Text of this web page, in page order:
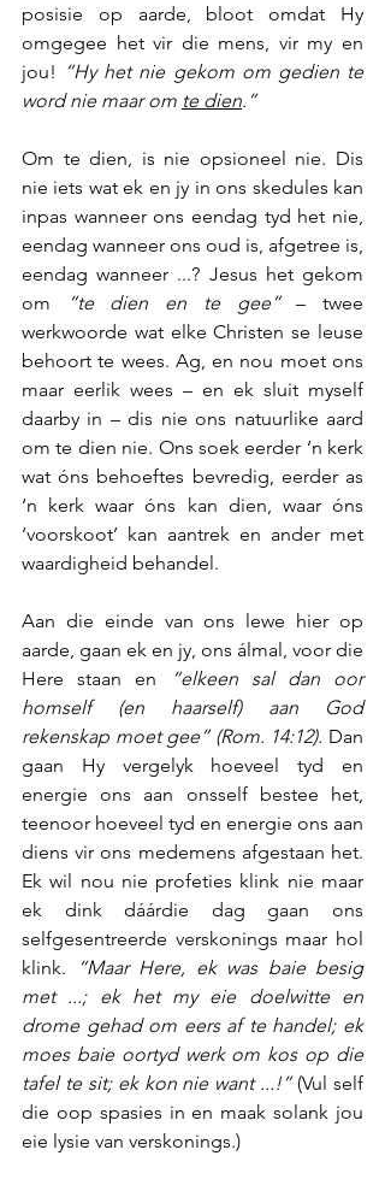
posisie op aarde, bloot omdat Hy
omgegee het vir die mens, vir my en
jou! “Hy het nie gekom om gedien te
word nie maar om te dien.”
Om te dien, is nie opsioneel nie. Dis
nie iets wat ek en jy in ons skedules kan
inpas wanneer ons eendag tyd het nie,
eendag wanneer ons oud is, afgetree is,
eendag wanneer ...? Jesus het gekom
om
“te dien en te gee” – twee
werkwoorde wat elke Christen se leuse
behoort te wees. Ag, en nou moet ons
maar eerlik wees – en ek sluit myself
daarby in – dis nie ons natuurlike aard
om te dien nie. Ons soek eerder ‘n kerk
wat óns behoeftes bevredig, eerder as
‘n kerk waar óns kan dien, waar óns
‘voorskoot’ kan aantrek en ander met
waardigheid behandel.
Aan die einde van ons lewe hier op
aarde, gaan ek en jy, ons álmal, voor die
Here staan en
“elkeen sal dan oor
homself (en haarself) aan God
rekenskap moet gee” (Rom. 14:12). Dan
gaan Hy vergelyk hoeveel tyd en
energie ons aan onsself bestee het,
teenoor hoeveel tyd en energie ons aan
diens vir ons medemens afgestaan het.
Ek wil nou nie profeties klink nie maar
ek dink dáárdie dag gaan ons
selfgesentreerde verskonings maar hol
klink.
“Maar Here, ek was baie besig
met ...; ek het my eie doelwitte en
drome gehad om eers af te handel; ek
moes baie oortyd werk om kos op die
tafel te sit; ek kon nie want ...!” (Vul self
die oop spasies in en maak solank jou
eie lysie van verskonings.)